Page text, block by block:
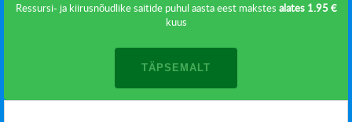
Ressursi- ja kiirusnõudlike saitide puhul aasta eest makstes alates 1.95 €
kuus
TÄPSEMALT